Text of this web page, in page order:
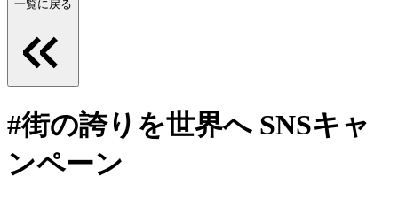
一覧に戻る
#街の誇りを世界へ SNSキャ
ンペーン